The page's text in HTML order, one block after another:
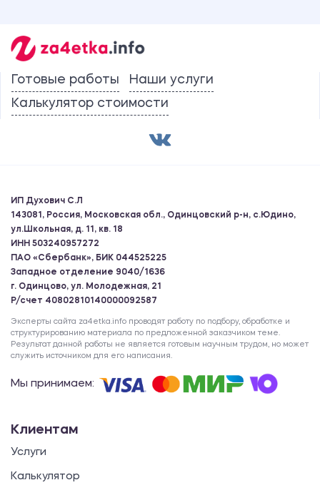
Готовые работы
Наши услуги
Калькулятор стоимости
ИП Духович С.Л
143081, Россия, Московская обл., Одинцовский р-н, с.Юдино,
ул.Школьная, д. 11, кв. 18
ИНН 503240957272
ПАО «Сбербанк», БИК 044525225
Западное отделение 9040/1636
г. Одинцово, ул. Молодежная, 21
Р/счет 40802810140000092587
Эксперты сайта za4etka.info проводят работу по подбору, обработке и
структурированию материала по предложенной заказчиком теме.
Результат данной работы не является готовым научным трудом, но может
служить источником для его написания.
Мы принимаем:
Клиентам
Услуги
Калькулятор